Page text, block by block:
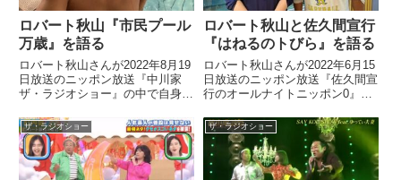
ロバート秋山『市民プール
万歳』を語る
ロバート秋山さんが2022年8月19
日放送のニッポン放送『中川家
ザ・ラジオショー』の中で自身の
ト秋山の市民プール万歳』につい
て話していました。
ロバート秋山と佐久間宣行
『はねるのトびら』を語る
ロバート秋山さんが2022年6月15
日放送のニッポン放送『佐久間宣
行のオールナイトニッポン0』で
ら』について話していました。
ザ・ラジオショー ザ・ラジオショー